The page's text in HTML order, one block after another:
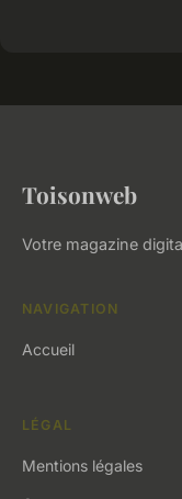
Toisonweb
Votre magazine
NAVIGATION
Accueil
LÉGAL
Mentions légales